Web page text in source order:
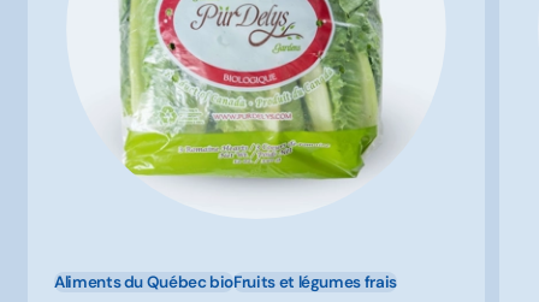
Aliments du Québec bioFruits et légumes frais